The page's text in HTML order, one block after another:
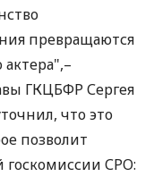
превращаются
ГКЦБФР Сергея
что это
позволит
госкомиссии СРО: